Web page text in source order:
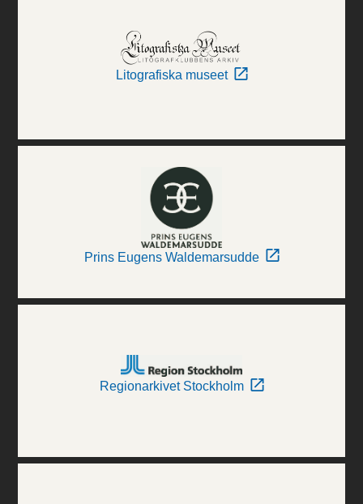
Litografiska museet
Prins Eugens Waldemarsudde
Regionarkivet Stockholm